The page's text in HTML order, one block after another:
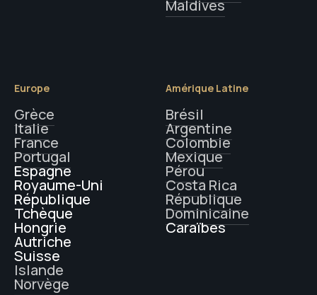
Maldives
Europe
Grèce
Italie
France
Portugal
Espagne
Royaume-Uni
République
Tchèque
Hongrie
Autriche
Suisse
Islande
Norvège
Amérique Latine
Brésil
Argentine
Colombie
Mexique
Pérou
Costa Rica
République
Dominicaine
Caraïbes